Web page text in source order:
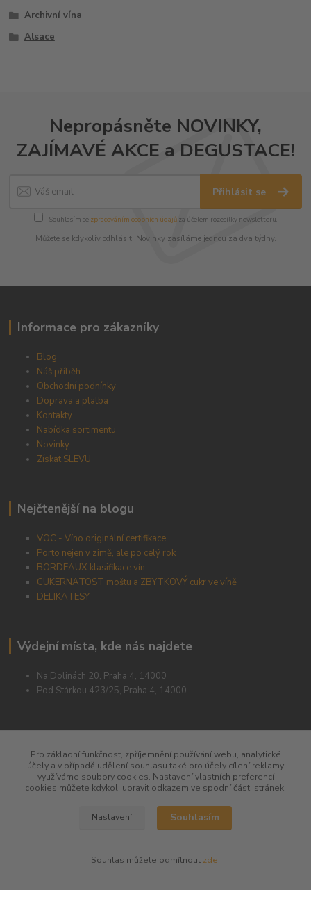
Archivní vína
Alsace
Nepropásněte NOVINKY,
ZAJÍMAVÉ AKCE a DEGUSTACE!
Přihlásit se
Souhlasím se zpracováním osobních údajůza účelem rozesílky newsletteru.
Můžete se kdykoliv odhlásit. Novinky zasíláme jednou za dva týdny.
Informace pro zákazníky
Blog
Náš příběh
Obchodní podnínky
Doprava a platba
Kontakty
Nabídka sortimentu
Novinky
Získat SLEVU
Nejčtenější na blogu
VOC - Víno originální certifikace
Porto nejen v zimě, ale po celý rok
BORDEAUX klasifikace vín
CUKERNATOST moštu a ZBYTKOVÝ cukr ve víně
DELIKATESY
Výdejní místa, kde nás najdete
Na Dolinách 20, Praha 4, 14000
Pod Stárkou 423/25, Praha 4, 14000
Pro základní funkčnost, zpříjemnění používání webu, analytické
účely a v případě udělení souhlasu také pro účely cílení reklamy
využíváme soubory cookies. Nastavení vlastních preferencí
cookies můžete kdykoli upravit odkazem ve spodní části stránek.
Nastavení Souhlasím
Souhlas můžete odmítnout zde.